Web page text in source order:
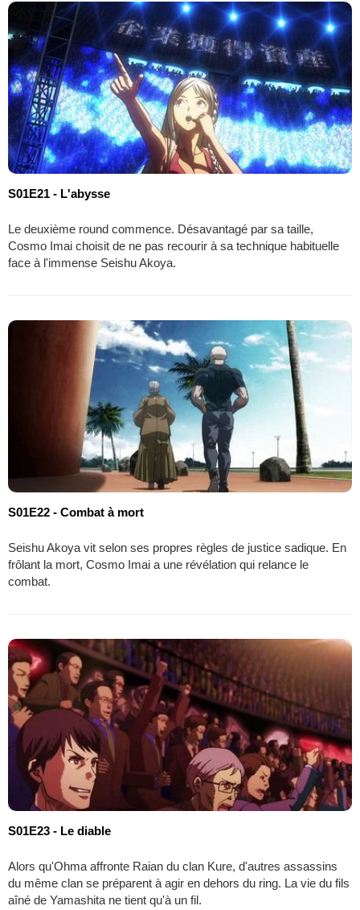
S01E21 - L'abysse
Le deuxième round commence. Désavantagé par sa taille,
Cosmo Imai choisit de ne pas recourir à sa technique habituelle
face à l'immense Seishu Akoya.
S01E22 - Combat à mort
Seishu Akoya vit selon ses propres règles de justice sadique. En
frôlant la mort, Cosmo Imai a une révélation qui relance le
combat.
S01E23 - Le diable
Alors qu'Ohma affronte Raian du clan Kure, d'autres assassins
du même clan se préparent à agir en dehors du ring. La vie du fils
aîné de Yamashita ne tient qu'à un fil.